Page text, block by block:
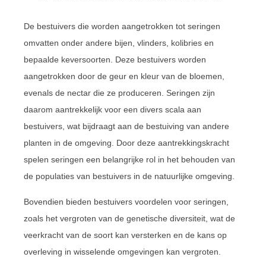
De bestuivers die worden aangetrokken tot seringen
omvatten onder andere bijen, vlinders, kolibries en
bepaalde keversoorten. Deze bestuivers worden
aangetrokken door de geur en kleur van de bloemen,
evenals de nectar die ze produceren. Seringen zijn
daarom aantrekkelijk voor een divers scala aan
bestuivers, wat bijdraagt aan de bestuiving van andere
planten in de omgeving. Door deze aantrekkingskracht
spelen seringen een belangrijke rol in het behouden van
de populaties van bestuivers in de natuurlijke omgeving.
Bovendien bieden bestuivers voordelen voor seringen,
zoals het vergroten van de genetische diversiteit, wat de
veerkracht van de soort kan versterken en de kans op
overleving in wisselende omgevingen kan vergroten.